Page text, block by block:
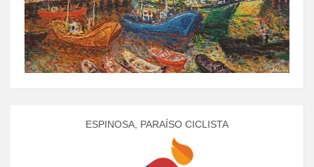
ESPINOSA, PARAÍSO CICLISTA